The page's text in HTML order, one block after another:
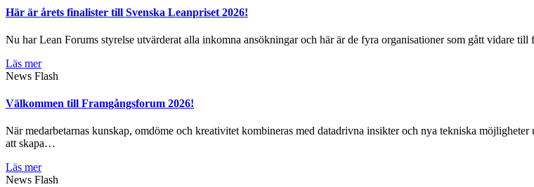
Här är årets finalister till Svenska Leanpriset 2026!
Nu har Lean Forums styrelse utvärderat alla inkomna ansökningar och här är de fyra organisationer som gått vidare
Läs mer
News Flash
Välkommen till Framgångsforum 2026!
När medarbetarnas kunskap, omdöme och kreativitet kombineras med datadrivna insikter och nya tekniska
att skapa…
Läs mer
News Flash